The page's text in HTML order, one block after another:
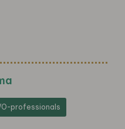
professionals